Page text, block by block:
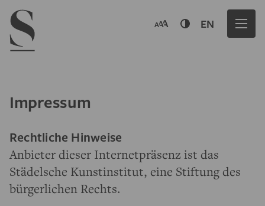
Navigation menu
EN
Impressum
Rechtliche Hinweise
Anbieter dieser Internetpräsenz ist das
Städelsche Kunstinstitut, eine Stiftung des
bürgerlichen Rechts.